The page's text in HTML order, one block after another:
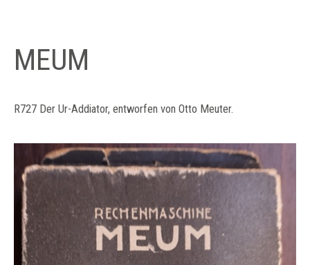
MEUM
R727 Der Ur-Addiator, entworfen von Otto Meuter.